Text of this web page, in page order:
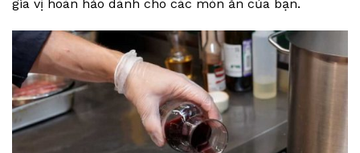
gia vị hoàn hảo dành cho các món ăn của bạn.